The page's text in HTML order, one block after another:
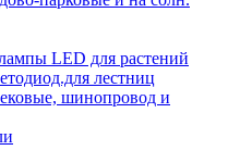
LED для растений
лестниц
шинопровод и